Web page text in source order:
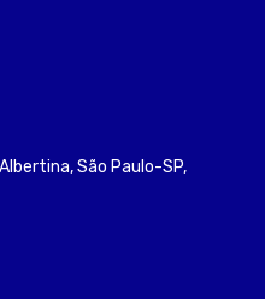
São Paulo-SP,